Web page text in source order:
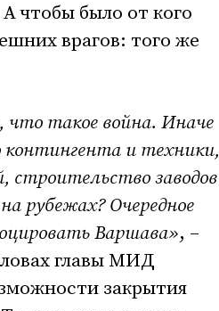
чтобы было от кого
врагов: того же
что такое война. Иначе
контингента и техники,
строительство заводов
рубежах? Очередное
Варшава», –
главы МИД
закрытия